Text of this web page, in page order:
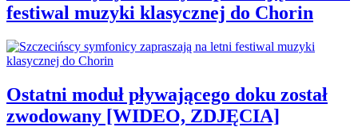
festiwal muzyki klasycznej do Chorin
Ostatni moduł pływającego doku został
zwodowany [WIDEO, ZDJĘCIA]